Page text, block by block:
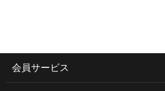
会員サービス